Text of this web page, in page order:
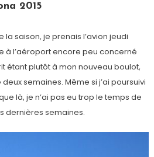
2015
saison, je prenais l’avion jeudi
à l’aéroport encore peu concerné
étant plutôt à mon nouveau boulot,
semaines. Même si j’ai poursuivi
là, je n’ai pas eu trop le temps de
dernières semaines.